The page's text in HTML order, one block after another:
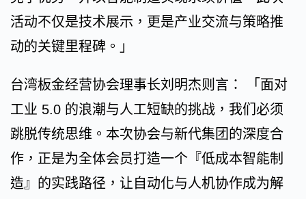
活动不仅是技术展示，更是产业交流与策略推
动的关键里程碑。」
台湾板金经营协会理事长刘明杰则言： 「面对
工业 5.0 的浪潮与人工短缺的挑战，我们必须
跳脱传统思维。本次协会与新代集团的深度合
作，正是为全体会员打造一个『低成本智能制
造』的实践路径，让自动化与人机协作成为解